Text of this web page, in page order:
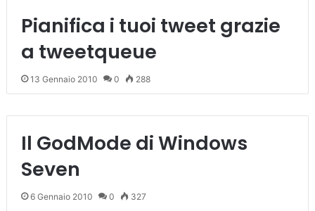
Pianifica i tuoi tweet grazie
a tweetqueue
13 Gennaio 2010 0 288
Il GodMode di Windows
Seven
6 Gennaio 2010 0 327